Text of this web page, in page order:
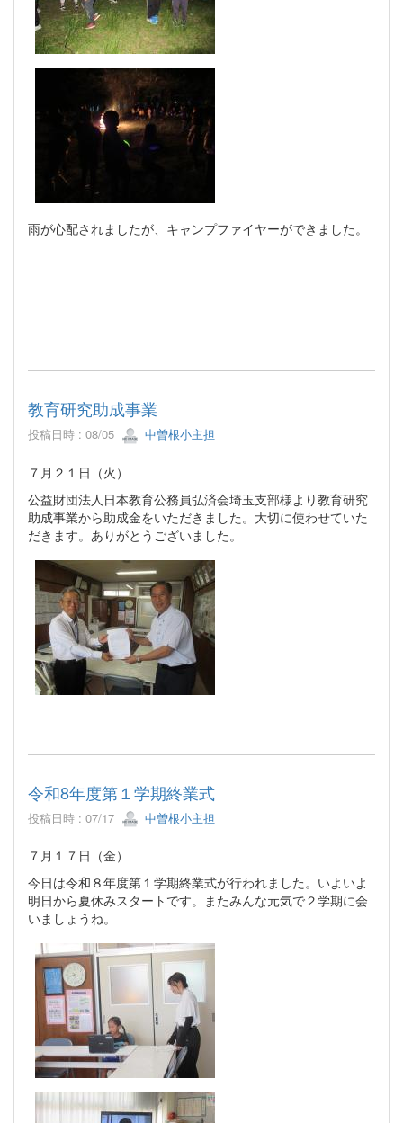
雨が心配されましたが、キャンプファイヤーができました。
教育研究助成事業
投稿日時 : 08/05 中曽根小主担
７月２１日（火）
公益財団法人日本教育公務員弘済会埼玉支部様より教育研究
助成事業から助成金をいただきました。大切に使わせていた
だきます。ありがとうございました。
令和8年度第１学期終業式
投稿日時 : 07/17 中曽根小主担
７月１７日（金）
今日は令和８年度第１学期終業式が行われました。いよいよ
明日から夏休みスタートです。またみんな元気で２学期に会
いましょうね。